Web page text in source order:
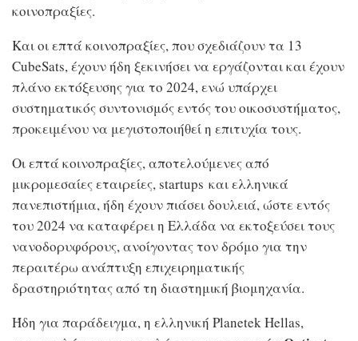
κοινοπραξίες.
Και οι επτά κοινοπραξίες, που σχεδιάζουν τα 13
CubeSats, έχουν ήδη ξεκινήσει να εργάζονται και έχουν
πλάνο εκτόξευσης για το 2024, ενώ υπάρχει
συστηματικός συντονισμός εντός του οικοσυστήματος,
προκειμένου να μεγιστοποιήθεί η επιτυχία τους.
Οι επτά κοινοπραξίες, αποτελούμενες από
μικρομεσαίες εταιρείες, startups και ελληνικά
πανεπιστήμια, ήδη έχουν πιάσει δουλειά, ώστε εντός
του 2024 να καταφέρει η Ελλάδα να εκτοξεύσει τους
νανοδορυφόρους, ανοίγοντας τον δρόμο για την
περαιτέρω ανάπτυξη επιχειρηματικής
δραστηριότητας από τη διαστημική βιομηχανία.
Ήδη για παράδειγμα, η ελληνική Planetek Hellas,